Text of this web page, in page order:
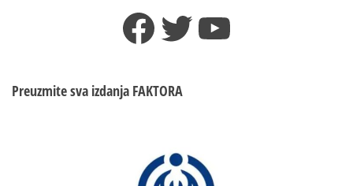
Facebook
TwitterYouTube
Preuzmite sva izdanja FAKTORA